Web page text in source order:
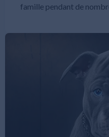
famille pendant de